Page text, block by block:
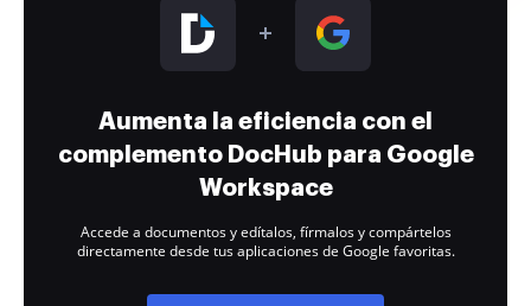
Aumenta la eficiencia con el
complemento DocHub para Google
Workspace
Accede a documentos y edítalos, fírmalos y compártelos
directamente desde tus aplicaciones de Google favoritas.